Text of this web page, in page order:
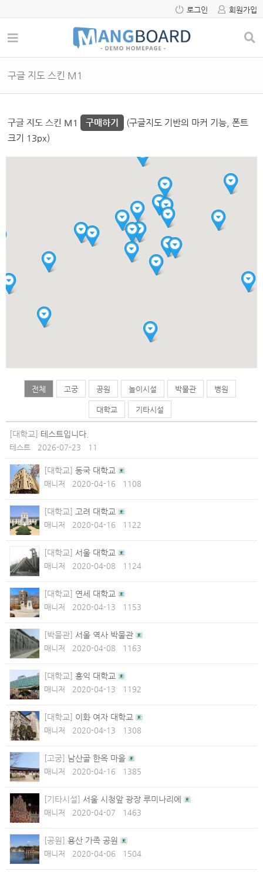
로그인 회원가입
구글 지도 스킨 M1
구글 지도 스킨 M1 구매하기
(구글지도 기반의 마커 기능, 폰트
크기 13px)
전체 고궁 공원 놀이시설 박물관 병원
대학교 기타시설
[대학교] 테스트입니다.
테스트 2026-07-23 11
[대학교] 동국 대학교
매니저 2020-04-16 1108
[대학교] 고려 대학교
매니저 2020-04-16 1122
[대학교] 서울 대학교
매니저 2020-04-08 1124
[대학교] 연세 대학교
매니저 2020-04-13 1153
[박물관] 서울 역사 박물관
매니저 2020-04-08 1163
[대학교] 홍익 대학교
매니저 2020-04-13 1192
[대학교] 이화 여자 대학교
매니저 2020-04-13 1308
[고궁] 남산골 한옥 마을
매니저 2020-04-16 1385
[기타시설] 서울 시청앞 광장 루미나리에
매니저 2020-04-07 1463
[공원] 용산 가족 공원
매니저 2020-04-06 1504